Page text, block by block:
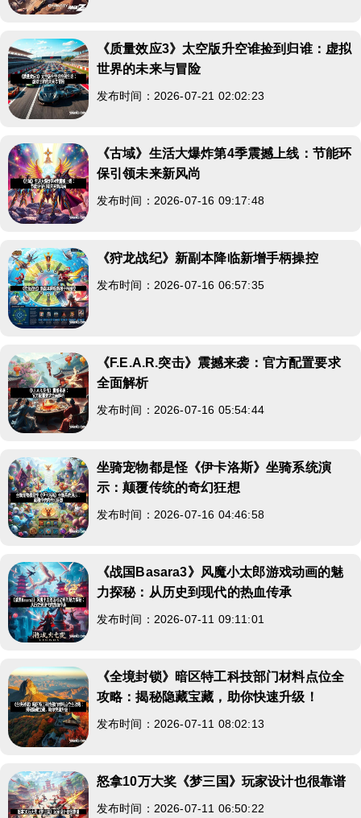
《质量效应3》太空版升空谁捡到归谁：虚拟
世界的未来与冒险
发布时间：2026-07-21 02:02:23
《古域》生活大爆炸第4季震撼上线：节能环
保引领未来新风尚
发布时间：2026-07-16 09:17:48
《狩龙战纪》新副本降临新增手柄操控
发布时间：2026-07-16 06:57:35
《F.E.A.R.突击》震撼来袭：官方配置要求
全面解析
发布时间：2026-07-16 05:54:44
坐骑宠物都是怪《伊卡洛斯》坐骑系统演
示：颠覆传统的奇幻狂想
发布时间：2026-07-16 04:46:58
《战国Basara3》风魔小太郎游戏动画的魅
力探秘：从历史到现代的热血传承
发布时间：2026-07-11 09:11:01
《全境封锁》暗区特工科技部门材料点位全
攻略：揭秘隐藏宝藏，助你快速升级！
发布时间：2026-07-11 08:02:13
怒拿10万大奖《梦三国》玩家设计也很靠谱
发布时间：2026-07-11 06:50:22